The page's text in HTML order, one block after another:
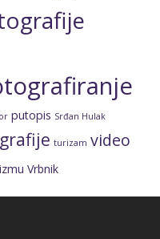
putopis Srđan Hulak
turizam video
Vrbnik